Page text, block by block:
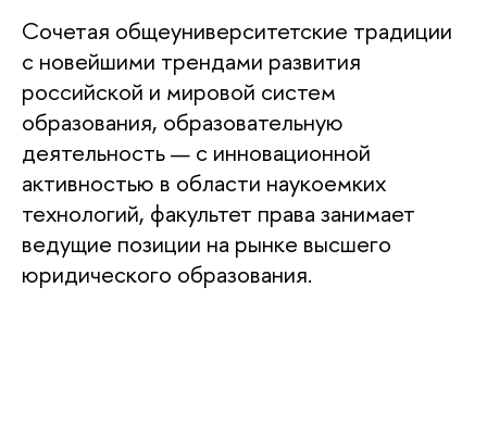
Сочетая общеуниверситетские традиции
с новейшими трендами развития
российской и мировой систем
образования, образовательную
деятельность — с инновационной
активностью в области наукоемких
технологий, факультет права занимает
ведущие позиции на рынке высшего
юридического образования.